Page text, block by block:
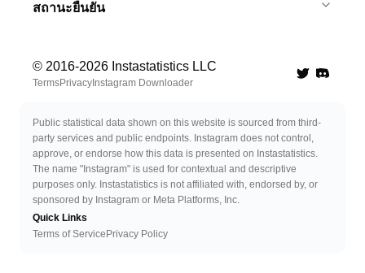
สถานะยืนยัน
© 2016-2026 Instastatistics LLC
TermsPrivacy Instagram Downloader TwitterDiscord
Public statistical data shown on this website is sourced from third-
party services and public endpoints. Instagram does not control,
approve, or endorse how this data is presented on Instastatistics.
The name "Instagram" is used for contextual and descriptive
purposes only. Instastatistics is not affiliated with, endorsed by, or
sponsored by Instagram or Meta Platforms, Inc.
Quick Links
Terms of Service Privacy Policy